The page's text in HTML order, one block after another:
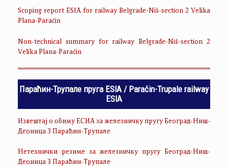
Scoping report ESIA for railway Belgrade-Niš-section 2 Velika
Plana-Paraćin
Non-technical summary for railway Belgrade-Niš-section 2
Velika Plana-Paraćin
Параћин-Трупале пруга ESIA / Paraćin-Trupale railway
ESIA
Извештај о обиму ЕСИА за железничку пругу Београд-Ниш-
Деоница 3 Параћин-Трупале
Нетехнички резиме за железничку пругу Београд-Ниш-
Деоница 3 Параћин-Трупале